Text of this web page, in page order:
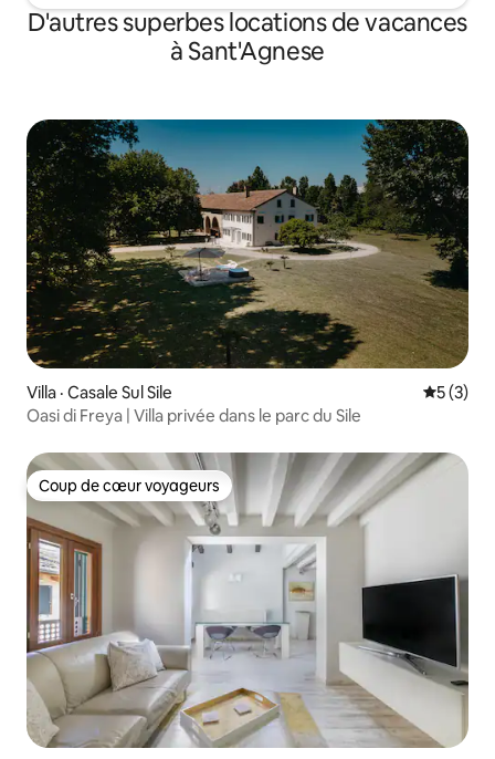
D'autres superbes locations de vacances
à Sant'Agnese
Villa · Casale Sul Sile Note
5 (3)
Oasi di Freya | Villa privée dans le parc du Sile
Coup de cœur voyageurs
Coup de cœur voyageurs